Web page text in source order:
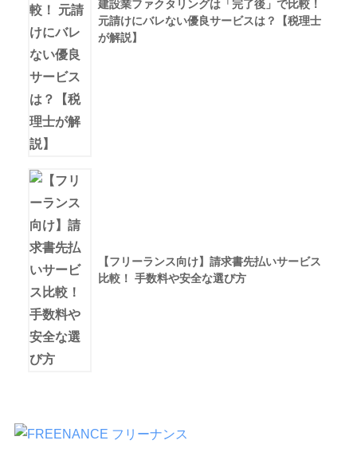
建設業ファクタリングは「完了後」で比較！
元請けにバレない優良サービスは？【税理士
が解説】
【フリーランス向け】請求書先払いサービス
比較！ 手数料や安全な選び方